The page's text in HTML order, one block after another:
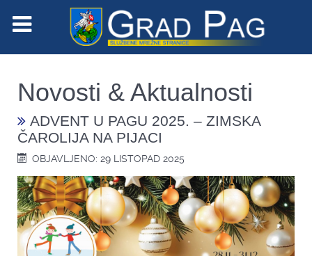
Novosti & Aktualnosti
ADVENT U PAGU 2025. – ZIMSKA
ČAROLIJA NA PIJACI
OBJAVLJENO: 29 LISTOPAD 2025